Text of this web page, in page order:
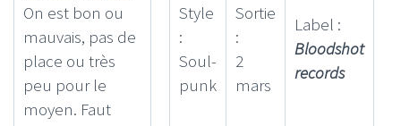
On est bon ou
mauvais, pas de
place ou très
peu pour le
moyen. Faut
Style
:
Soul-
punk
Sortie
:
2
mars
Label :
Bloodshot
records